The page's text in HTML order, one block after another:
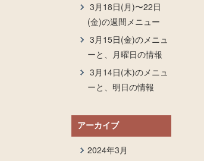
3月18日(月)〜22日
(金)の週間メニュー
3月15日(金)のメニュ
ーと、月曜日の情報
3月14日(木)のメニュ
ーと、明日の情報
アーカイブ
2024年3月